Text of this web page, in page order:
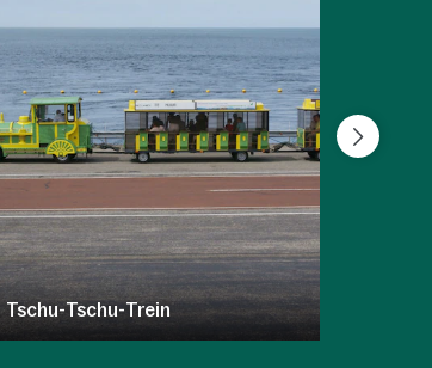
Tschu-Tschu-Trein